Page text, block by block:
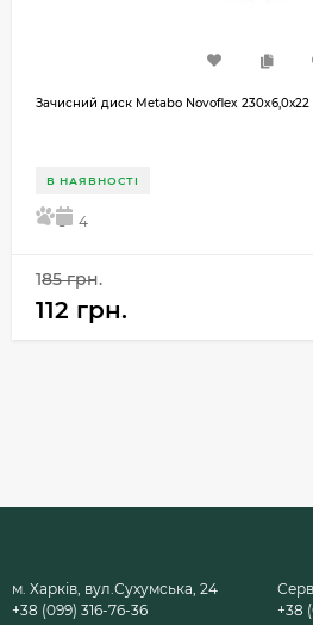
Зачисний диск Metabo Novoflex 230x6,0х22
В НАЯВНОСТІ
5 4
185 грн.
112 грн.
м. Харків, вул.Сухумська, 24
+38 (099) 316-76-36
+38